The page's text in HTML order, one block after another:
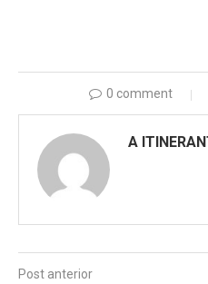
0 comment
A
Post anterior